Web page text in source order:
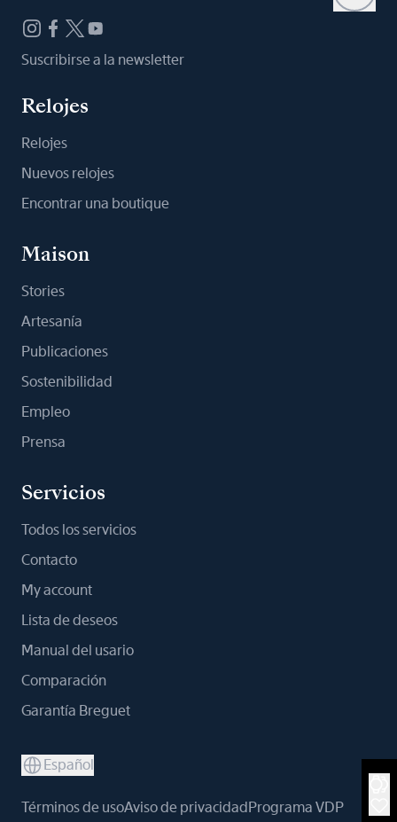
Suscribirse a la newsletter
Relojes
Relojes
Nuevos relojes
Encontrar una boutique
Maison
Stories
Artesanía
Publicaciones
Sostenibilidad
Empleo
Prensa
Servicios
Todos los servicios
Contacto
My account
Lista de deseos
Manual del usario
Comparación
Garantía Breguet
Español
Términos de usoAviso de privacidadPrograma VDP